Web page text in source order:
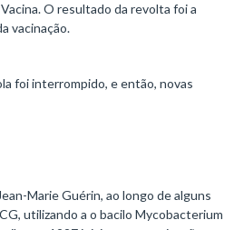
O resultado da revolta foi a
vacinação.
foi interrompido, e então, novas
Marie Guérin, ao longo de alguns
utilizando a o bacilo Mycobacterium